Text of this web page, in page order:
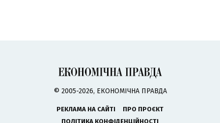
© 2005-2026, ЕКОНОМІЧНА ПРАВДА
РЕКЛАМА НА САЙТІ
ПРО ПРОЄКТ
ПОЛІТИКА КОНФІДЕНЦІЙНОСТІ